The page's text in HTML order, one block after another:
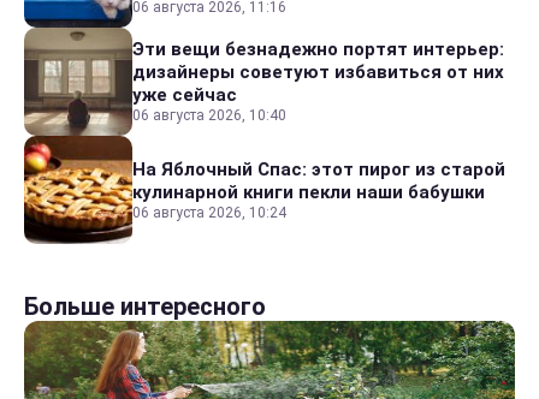
06 августа 2026, 11:16
Эти вещи безнадежно портят интерьер:
дизайнеры советуют избавиться от них
уже сейчас
06 августа 2026, 10:40
На Яблочный Спас: этот пирог из старой
кулинарной книги пекли наши бабушки
06 августа 2026, 10:24
Больше интересного